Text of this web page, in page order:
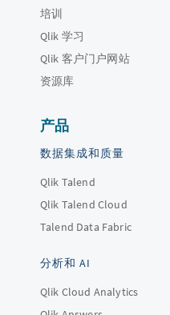
培训
Qlik 学习
Qlik 客户门户网站
资源库
产品
数据集成和质量
Qlik Talend
Qlik Talend Cloud
Talend Data Fabric
分析和 AI
Qlik Cloud Analytics